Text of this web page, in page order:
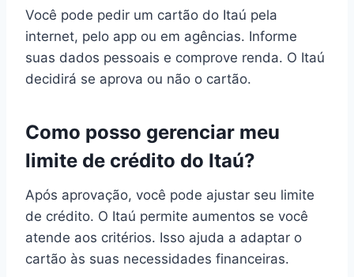
Você pode pedir um cartão do Itaú pela
internet, pelo app ou em agências. Informe
suas dados pessoais e comprove renda. O Itaú
decidirá se aprova ou não o cartão.
Como posso gerenciar meu
limite de crédito do Itaú?
Após aprovação, você pode ajustar seu limite
de crédito. O Itaú permite aumentos se você
atende aos critérios. Isso ajuda a adaptar o
cartão às suas necessidades financeiras.